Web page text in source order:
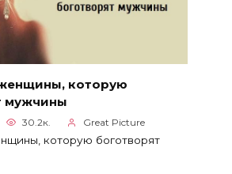
женщины, которую
мужчины
30.2к. Great Picture
которую боготворят